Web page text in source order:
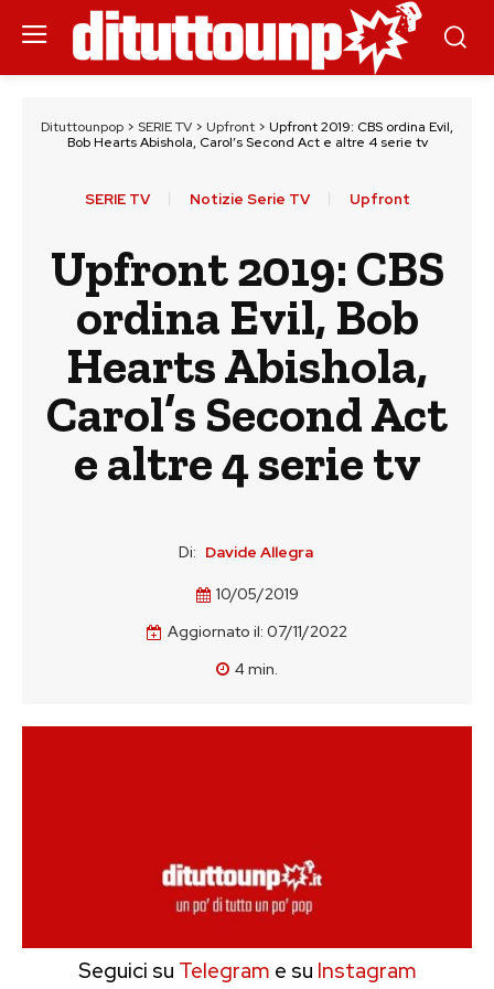
Dituttounpop > SERIE TV > Upfront > Upfront 2019: CBS ordina Evil,
Bob Hearts Abishola, Carol’s Second Act e altre 4 serie tv
SERIE TV Notizie Serie TV Upfront
Upfront 2019: CBS
ordina Evil, Bob
Hearts Abishola,
Carol’s Second Act
e altre 4 serie tv
Di: Davide Allegra
10/05/2019
Aggiornato il: 07/11/2022
4min.
Seguici su Telegram e su Instagram